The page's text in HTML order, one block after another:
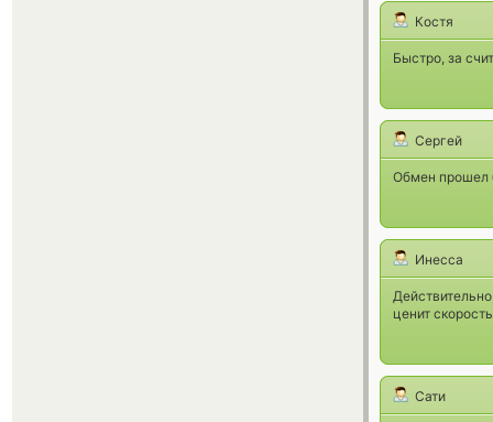
Костя
Быстро, за
Сергей
Обмен прошел
Инесса
ценит
Сати